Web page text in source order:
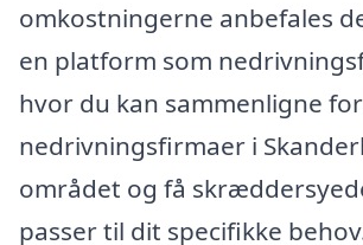
omkostningerne anbefales
en platform som
hvor du kan sammenligne
nedrivningsfirmaer i
området og få
passer til dit specifikke